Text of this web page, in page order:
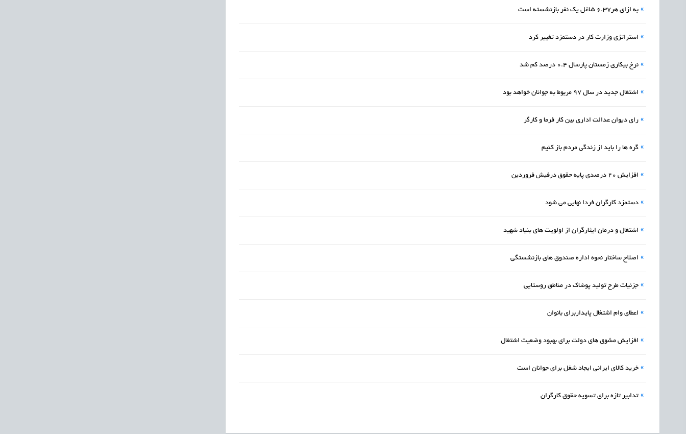
» به ازای هر۶.۳۷ شاغل یک نفر بازنشسته است
» استراتژی وزارت کار در دستمزد تغییر کرد
» نرخ بیکاری زمستان پارسال 0.4 درصد کم شد
» اشتغال جدید در سال 97 مربوط به جوانان خواهد بود
» رای دیوان عدالت اداری بین کار فرما و کارگر
» گره ها را باید از زندگی مردم باز کنیم
» افزایش ۲۰ درصدی پایه حقوق درفیش فروردین
» دستمزد کارگران فردا نهایی می شود
» اشتغال و درمان ایثارگران از اولویت های بنیاد شهید
» اصلاح ساختار نحوه اداره صندوق های بازنشستگی
» جزئیات طرح تولید پوشاک در مناطق روستایی
» اعطای وام اشتغال پایداربرای بانوان
» افزایش مشوق های دولت برای بهبود وضعیت اشتغال
» خرید کالای ایرانی ایجاد شغل برای جوانان است
» تدابیر تازه برای تسویه حقوق کارگران